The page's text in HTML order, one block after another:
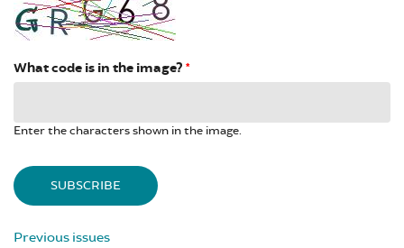
What code is in the image? *
Enter the characters shown in the image.
Previous issues